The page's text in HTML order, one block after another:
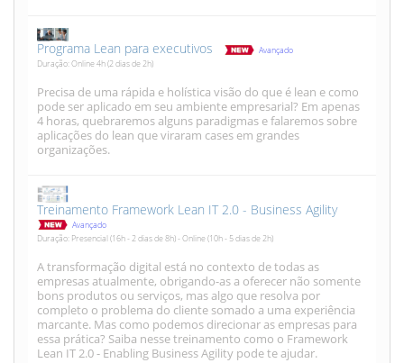
Programa Lean para executivos
Avançado
Duração: Online 4h (2 dias de 2h)
Precisa de uma rápida e holística visão do que é lean e como
pode ser aplicado em seu ambiente empresarial? Em apenas
4 horas, quebraremos alguns paradigmas e falaremos sobre
aplicações do lean que viraram cases em grandes
organizações.
Treinamento Framework Lean IT 2.0 - Business Agility
Avançado
Duração: Presencial (16h - 2 dias de 8h) - Online (10h - 5 dias de 2h)
A transformação digital está no contexto de todas as
empresas atualmente, obrigando-as a oferecer não somente
bons produtos ou serviços, mas algo que resolva por
completo o problema do cliente somado a uma experiência
marcante. Mas como podemos direcionar as empresas para
essa prática? Saiba nesse treinamento como o Framework
Lean IT 2.0 - Enabling Business Agility pode te ajudar.